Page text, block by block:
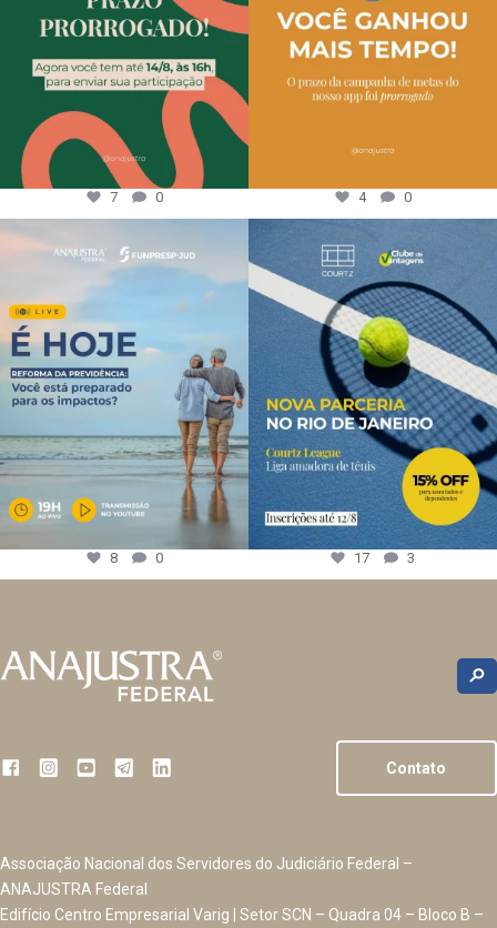
7 0 4 0
8 0 17 3
Contato
Associação Nacional dos Servidores do Judiciário Federal –
ANAJUSTRA Federal
Edifício Centro Empresarial Varig | Setor SCN – Quadra 04 – Bloco B –